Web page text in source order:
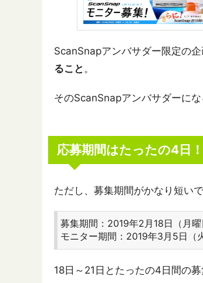
ScanSnapアンバサダー限定の
ること 。
そのScanSnapアンバサダーに
応募期間はたったの4日！
ただし、募集期間がかなり短いで
募集期間：2019年2月18日（月
モニター期間：2019年3月5日（
18日～21日とたったの4日間の